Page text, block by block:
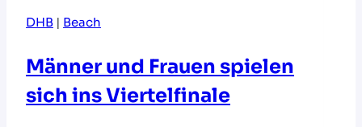
DHB | Beach
Männer und Frauen spielen
sich ins Viertelfinale